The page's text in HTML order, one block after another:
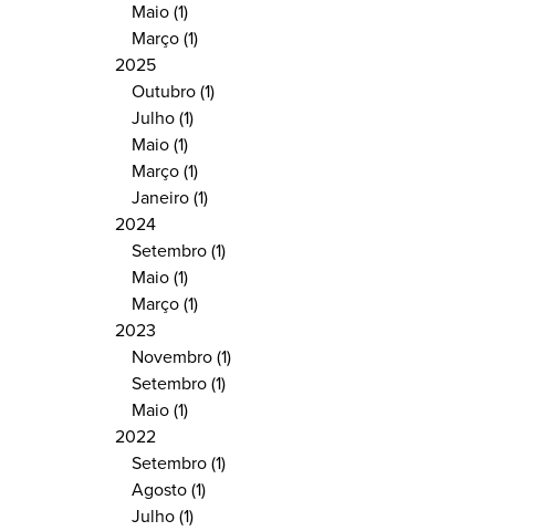
Maio (1)
Março (1)
2025
Outubro (1)
Julho (1)
Maio (1)
Março (1)
Janeiro (1)
2024
Setembro (1)
Maio (1)
Março (1)
2023
Novembro (1)
Setembro (1)
Maio (1)
2022
Setembro (1)
Agosto (1)
Julho (1)